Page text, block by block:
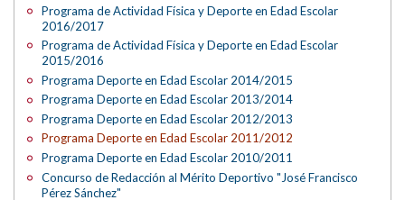
Programa de Actividad Física y Deporte en Edad Escolar
2016/2017
Programa de Actividad Física y Deporte en Edad Escolar
2015/2016
Programa Deporte en Edad Escolar 2014/2015
Programa Deporte en Edad Escolar 2013/2014
Programa Deporte en Edad Escolar 2012/2013
Programa Deporte en Edad Escolar 2011/2012
Programa Deporte en Edad Escolar 2010/2011
Concurso de Redacción al Mérito Deportivo "José Francisco
Pérez Sánchez"